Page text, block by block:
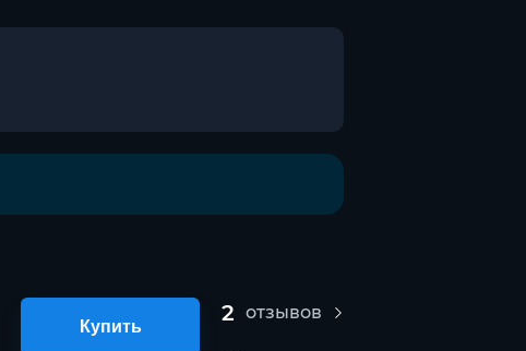
Купить
2 отзывов